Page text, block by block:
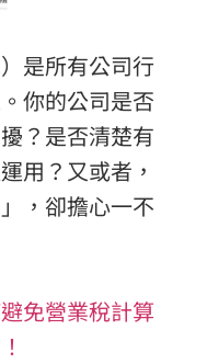
是所有公司行
你的公司是否
？是否清楚有
用？又或者，
，卻擔心一不
免營業稅計算